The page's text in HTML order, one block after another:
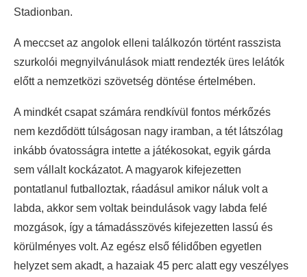
Stadionban.
A meccset az angolok elleni találkozón történt rasszista
szurkolói megnyilvánulások miatt rendezték üres lelátók
előtt a nemzetközi szövetség döntése értelmében.
A mindkét csapat számára rendkívül fontos mérkőzés
nem kezdődött túlságosan nagy iramban, a tét látszólag
inkább óvatosságra intette a játékosokat, egyik gárda
sem vállalt kockázatot. A magyarok kifejezetten
pontatlanul futballoztak, ráadásul amikor náluk volt a
labda, akkor sem voltak beindulások vagy labda felé
mozgások, így a támadásszövés kifejezetten lassú és
körülményes volt. Az egész első félidőben egyetlen
helyzet sem akadt, a hazaiak 45 perc alatt egy veszélyes